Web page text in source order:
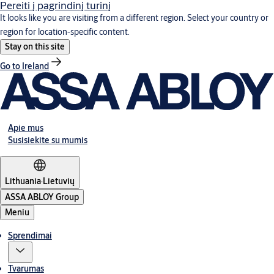
Pereiti į pagrindinį turinį
It looks like you are visiting from a different region. Select your country or
region for location-specific content.
Stay on this site
Go to Ireland
Apie mus
Susisiekite su mumis
Lithuania·Lietuvių
ASSA ABLOY Group
Meniu
Sprendimai
Tvarumas